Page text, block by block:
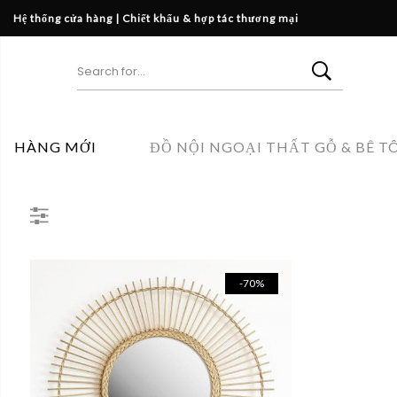
Hệ thống cửa hàng | Chiết khấu & hợp tác thương mại
HÀNG MỚI ĐỒ NỘI NGOẠI THẤT GỖ & BÊ
-70%